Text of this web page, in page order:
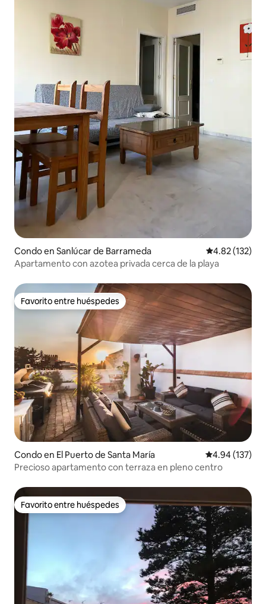
Condo en Sanlúcar de Barrameda Calificación
4.82 (132)
Apartamento con azotea privada cerca de la playa
Favorito entre huéspedes
Favorito entre huéspedes
Condo en El Puerto de Santa María Calificación
4.94 (137)
Precioso apartamento con terraza en pleno centro
Favorito entre huéspedes
Favorito entre huéspedes